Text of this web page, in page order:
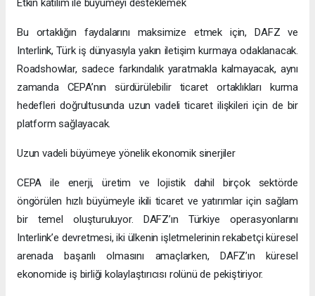
Etkin katılım ile büyümeyi desteklemek
Bu ortaklığın faydalarını maksimize etmek için, DAFZ ve
Interlink, Türk iş dünyasıyla yakın iletişim kurmaya odaklanacak.
Roadshowlar, sadece farkındalık yaratmakla kalmayacak, aynı
zamanda CEPA’nın sürdürülebilir ticaret ortaklıkları kurma
hedefleri doğrultusunda uzun vadeli ticaret ilişkileri için de bir
platform sağlayacak.
Uzun vadeli büyümeye yönelik ekonomik sinerjiler
CEPA ile enerji, üretim ve lojistik dahil birçok sektörde
öngörülen hızlı büyümeyle ikili ticaret ve yatırımlar için sağlam
bir temel oluşturuluyor. DAFZ’ın Türkiye operasyonlarını
Interlink’e devretmesi, iki ülkenin işletmelerinin rekabetçi küresel
arenada başarılı olmasını amaçlarken, DAFZ’ın küresel
ekonomide iş birliği kolaylaştırıcısı rolünü de pekiştiriyor.